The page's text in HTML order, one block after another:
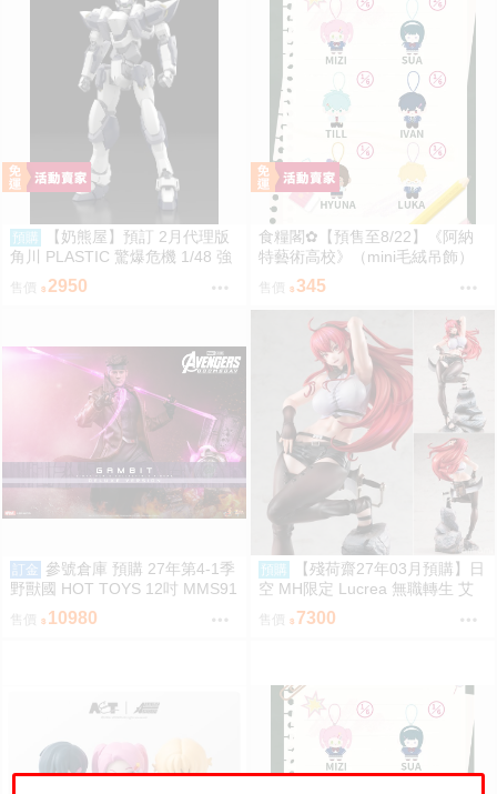
預購
【奶熊屋】預訂 2月代理版
角川 PLASTIC 驚爆危機 1/48 強
弩兵 ARX-7 特別套組版 組裝模
型 0922
售價 2950
食糧閣✿【預售至8/22】《阿納
特藝術高校》（mini毛絨吊飾）
異形舞臺／異形舞台／阿納特藝
術高校／ALIENSTAGE／Till／Iva
n／Luka／Sua／Mizi／Hyuna
售價 345
訂金 參號倉庫 預購 27年第4-1季
野獸國 HOT TOYS 12吋 MMS91
1 復仇者聯盟 末日崛起 金牌手 豪
華版
10980
預購
【殘荷齋27年03月預購】日
空 MH限定 Lucrea 無職轉生 艾
莉絲 全高約27公分
7300